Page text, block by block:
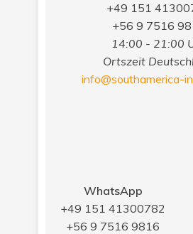
+49 151
+56 9 7516
14:00 - 21:00
Ortszeit
info@southamerica-
WhatsApp
+49 151 41300782
+56 9 7516 9816